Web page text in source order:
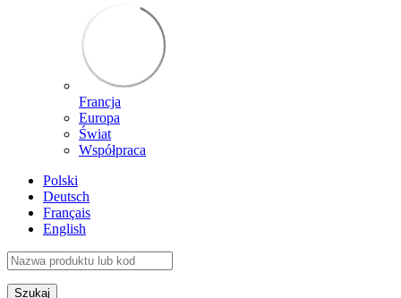
Francja
Europa
Świat
Współpraca
Polski
Deutsch
Français
English